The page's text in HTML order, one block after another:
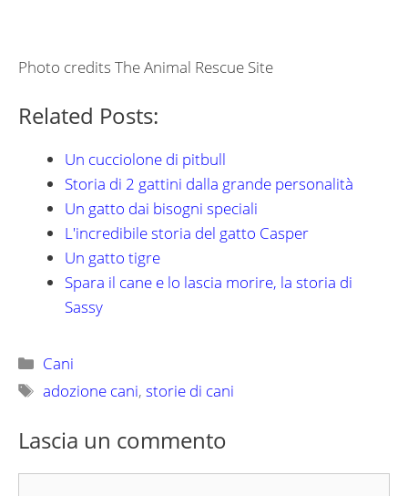
Photo credits The Animal Rescue Site
Related Posts:
Un cucciolone di pitbull
Storia di 2 gattini dalla grande personalità
Un gatto dai bisogni speciali
L'incredibile storia del gatto Casper
Un gatto tigre
Spara il cane e lo lascia morire, la storia di
Sassy
Categorie
Cani
Tag
adozione cani,storie di cani
Lascia un commento